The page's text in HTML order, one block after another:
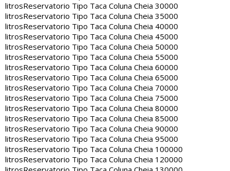
litrosReservatorio Tipo Taca Coluna Cheia 30000
litrosReservatorio Tipo Taca Coluna Cheia 35000
litrosReservatorio Tipo Taca Coluna Cheia 40000
litrosReservatorio Tipo Taca Coluna Cheia 45000
litrosReservatorio Tipo Taca Coluna Cheia 50000
litrosReservatorio Tipo Taca Coluna Cheia 55000
litrosReservatorio Tipo Taca Coluna Cheia 60000
litrosReservatorio Tipo Taca Coluna Cheia 65000
litrosReservatorio Tipo Taca Coluna Cheia 70000
litrosReservatorio Tipo Taca Coluna Cheia 75000
litrosReservatorio Tipo Taca Coluna Cheia 80000
litrosReservatorio Tipo Taca Coluna Cheia 85000
litrosReservatorio Tipo Taca Coluna Cheia 90000
litrosReservatorio Tipo Taca Coluna Cheia 95000
litrosReservatorio Tipo Taca Coluna Cheia 100000
litrosReservatorio Tipo Taca Coluna Cheia 120000